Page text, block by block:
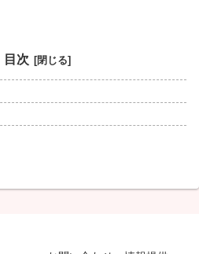
目次